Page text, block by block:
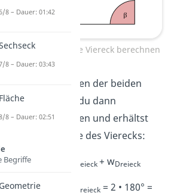
Innenwinkelsumme Viereck berechnen
Die Winkelsummen der beiden
Dreiecke kannst du dann
zusammenrechnen und erhältst
die Winkelsumme des Vierecks:
wViereck Dreieck+ wDreieck
wViereck Dreieck = 2 • 180° =
8 – Dauer: 01:42
8 – Dauer: 03:43
Fläche
8 – Dauer: 02:51
Begriffe
Geometrie